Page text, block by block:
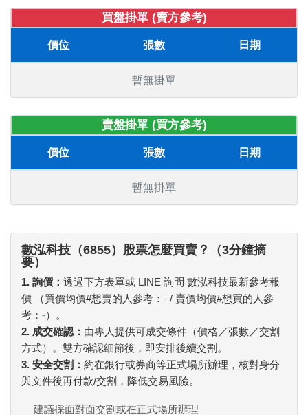
買盤掛單 (賣方參考)
價位 張數 日期
暫無掛單
賣盤掛單 (買方參考)
價位 張數 日期
暫無掛單
數泓科技（6855）股票怎麼買賣？（3分鐘摘
要）
1. 詢價： 透過下方表單或 LINE 詢問 數泓科技最新參考報
價 （買價均價#想賣的人參考： - / 賣價均價#想買的人參
考： -）。
2. 成交確認： 由專人提供可成交條件（價格／張數／交割
方式）。雙方確認細節後，即安排後續交割。
3. 安全交割： 約在銀行或券商等正式場所辦理，核對身分
與文件後再付款/交割，降低交易風險。
建議採面對面交割或在正式場所辦理